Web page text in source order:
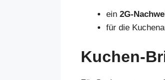
ein 2G-
für die
Kuchen-